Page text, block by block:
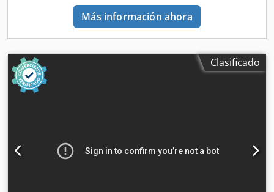
Más información ahora
Clasificado